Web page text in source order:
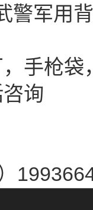
警军用
手枪
询